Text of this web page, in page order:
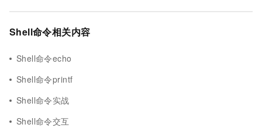
Shell命令相关内容
Shell命令echo
Shell命令printf
Shell命令实战
Shell命令交互